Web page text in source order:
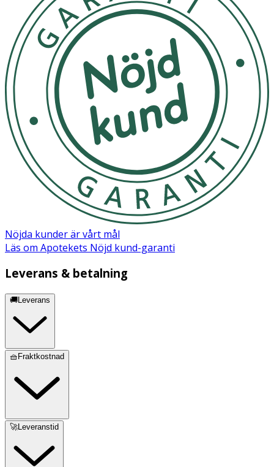
Ingredienser:
ALCOHOL, POLYACRYLATE CROSSPOLYMER-6,
DISODIUM EDTA,GLYCERIN, AQUA (WATER),
POLYSORBATE 60, PERLITE, JOJOBAESTERS,
HYDROXYETHYL ACRYLATE/SODIUM
ACRYLOYLDIMETHYLTAURATE COPOLYMER, CHARCOAL
POWDER, SALICYLIC ACID, BENZYLALCOHOL,
POLYACRYLATE CROSSPOLYMER-6, DISODIUM
EDTA,VACCINIUM MYRTILLUS (BILBERRY) FRUIT
EXTRACT*, BUTYLENEGLYCOL, SACCHARUM
OFFICINARUM (SUGAR CANE) EXTRACT*, SORBICACID,
CITRUS AURANTIUM DULCIS (ORANGE) FRUIT
EXTRACT*,CITRUS LIMON (LEMON) FRUIT EXTRACT*, T-
BUTYL ALCOHOL, ACERSACCHARUM (SUGAR MAPLE)
EXTRACT*, AFRAMOMUM MELEGUETA(AFRICAN PEPPER)
SEED EXTRACT*, LYCIUM BARBARUM (GOJI)FRUIT
EXTRACT*, EUTERPE OLERACEA (ACAI) FRUIT
EXTRACT*,POTASSIUM SORBATE. *LS SUPERCOMPLEX
Nöjda kunder är vårt mål
Läs om Apotekets Nöjd kund-garanti
Leverans & betalning
🚚Leverans
🧺Fraktkostnad
🚀Leveranstid